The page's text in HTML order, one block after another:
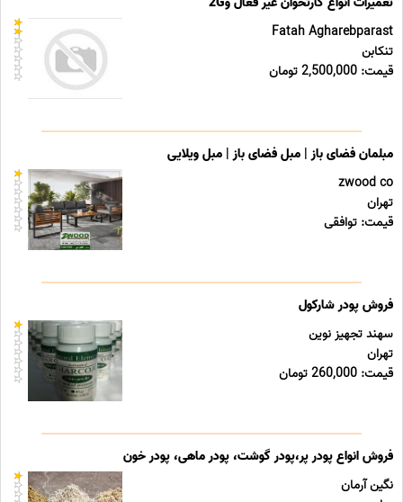
Fatah Agharebparast
تنکابن
قیمت: 2,500,000 تومان
مبلمان فضای باز | مبل فضای باز | مبل ویلایی
zwood co
تهران
قیمت: توافقی
فروش پودر شارکول
سهند تجهیز نوین
تهران
قیمت: 260,000 تومان
فروش انواع پودر پر،پودر گوشت، پودر ماهی، پودر خون
نگین آرمان